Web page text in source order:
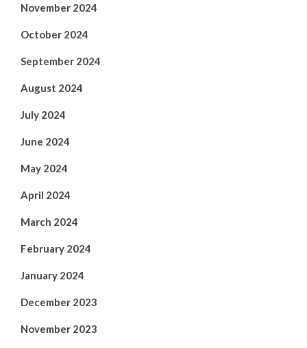
November 2024
October 2024
September 2024
August 2024
July 2024
June 2024
May 2024
April 2024
March 2024
February 2024
January 2024
December 2023
November 2023